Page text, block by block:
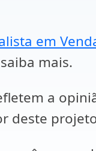
em
mais.
a
deste